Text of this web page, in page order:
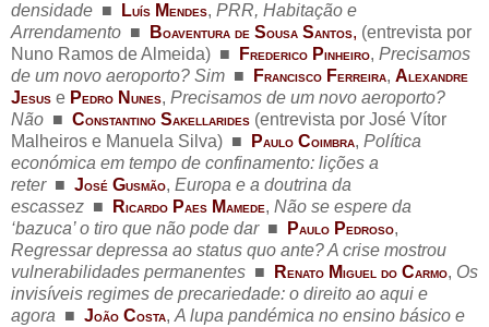
densidade ■ LUÍS MENDES, PRR, Habitação e
Arrendamento ■ BOAVENTURA DE SOUSA SANTOS, (entrevista por
Nuno Ramos de Almeida) ■ FREDERICO PINHEIRO, Precisamos
de um novo aeroporto? Sim ■ FRANCISCO FERREIRA, ALEXANDRE
JESUS e PEDRO N UNES, Precisamos de um novo aeroporto?
Não ■ CONSTANTINO SAKELLARIDES (entrevista por José Vítor
Malheiros e Manuela Silva) ■ PAULO COIMBRA, Política
económica em tempo de confinamento: lições a
reter.. ■ JOSÉ GUSMÃO, Europa e a doutrina da
escassez ■ RICARDO PAES MAMEDE, Não se espere da
‘bazuca’ o tiro que não pode dar.. ■ PAULO PEDROSO,
Regressar depressa ao status quo ante? A crise mostrou
vulnerabilidades permanentes ■ RENATO MIGUEL DO CARMO, Os
invisíveis regimes de precariedade: o direito ao aqui e
agora ■ JOÃO COSTA, A lupa pandémica no ensino básico e